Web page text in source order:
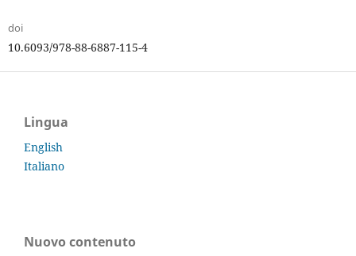
doi
10.6093/978-88-6887-115-4
Lingua
English
Italiano
Nuovo contenuto